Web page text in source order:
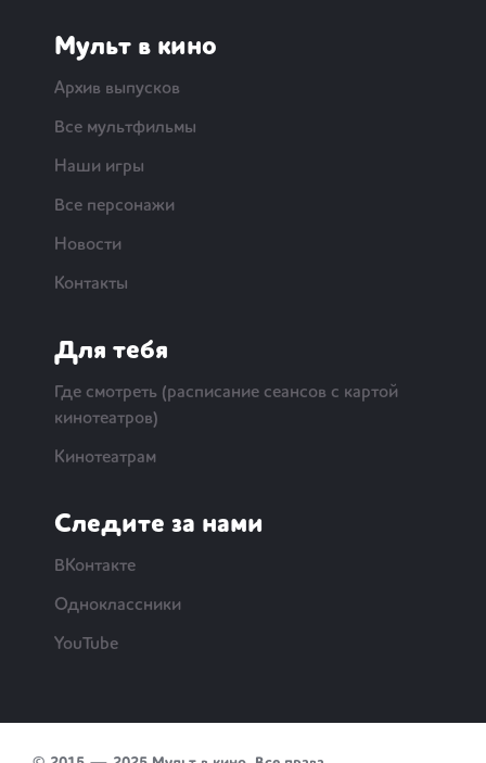
Мульт в кино
Архив выпусков
Все мультфильмы
Наши игры
Все персонажи
Новости
Контакты
Для тебя
Где смотреть (расписание сеансов с картой
кинотеатров)
Кинотеатрам
Следите за нами
ВКонтакте
Одноклассники
YouTube